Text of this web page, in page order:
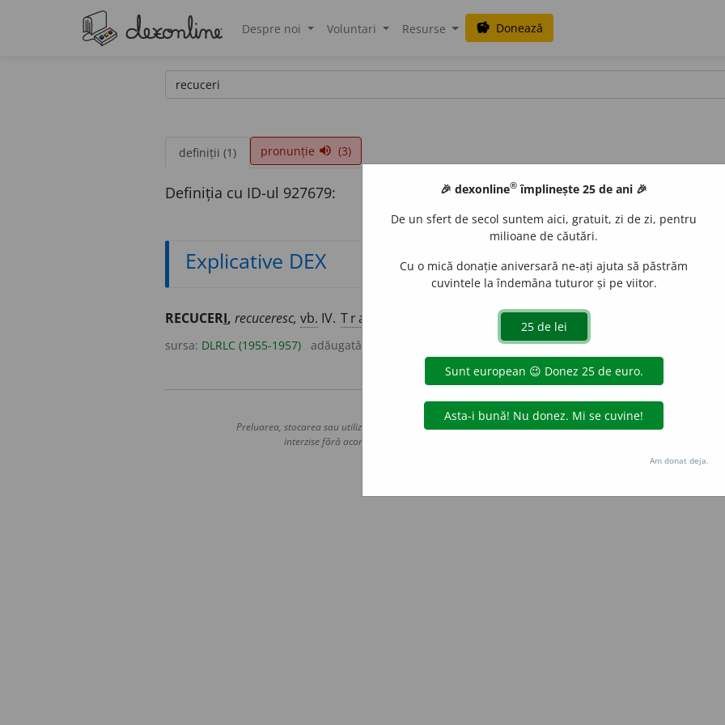
Despre noi Voluntari Resurse savings Donează
definiții (1) pronunție volume_up (3)
Definiția cu ID-ul 927679:
Explicative DEX
RECUCERI, recuceresc, vb. IV. Tranz. A cuceri din nou, a lua înapoi; a relua.
sursa: DLRLC (1955-1957) adăugată de acțiuni
Copyright © 2004-2026 dexonline (https://dexonline.ro)
Preluarea, stocarea sau utilizarea datelor de pe acest site, inclusiv prin orice metode de extragere automată
interzise fără acordul nostru prealabil scris, cu excepția seturilor de date oferite oficial spre utilizare
Hosterion
🎉 dexonline® împlinește 25 de ani 🎉
De un sfert de secol suntem aici, gratuit, zi de zi, pentru
milioane de căutări.
Cu o mică donație aniversară ne-ați ajuta să păstrăm
cuvintele la îndemâna tuturor și pe viitor.
Am donat deja.